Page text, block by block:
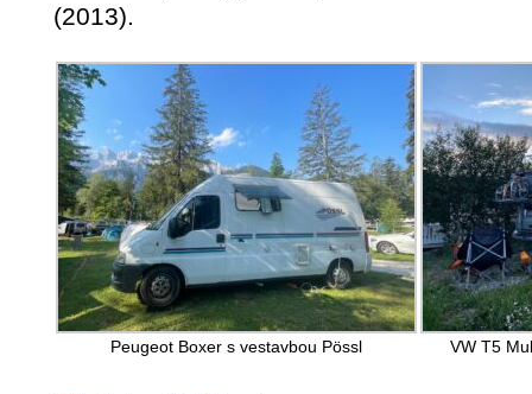
(2013).
Peugeot Boxer s vestavbou Pössl VW T5